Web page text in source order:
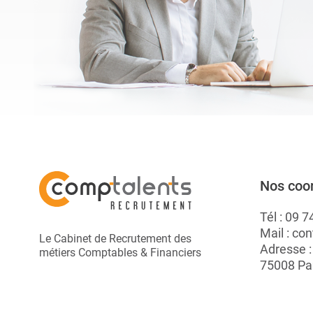
A.
Le Cabinet de Recrutement des
métiers Comptables & Financiers
Nos
Tél : 09
Mail :
Adresse
75008